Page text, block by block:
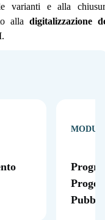
varianti e alla
alla digitalizzazione
.